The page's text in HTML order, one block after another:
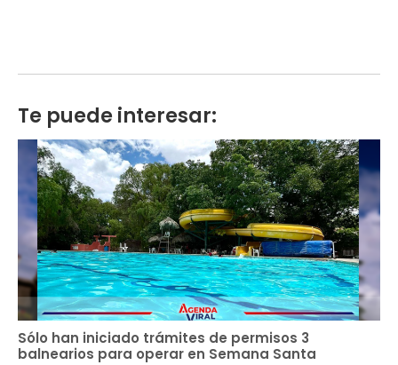
Te puede interesar:
Sólo han iniciado trámites de permisos 3
balnearios para operar en Semana Santa